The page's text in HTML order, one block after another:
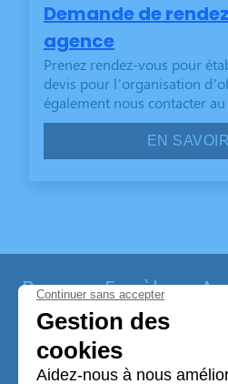
Demande de
agence
Prenez rendez-vous pour
devis pour l’organisation
également nous contacter
EN
Pompes Funèbres
L’agence Pompes Funèbres
intervient sur la commune de
adaptées à toutes les
obsèques.